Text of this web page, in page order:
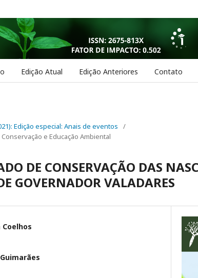
Edição Atual Edição Anteriores Contato
Edição especial: Anais de eventos
/
e Educação Ambiental
DE CONSERVAÇÃO DAS
GOVERNADOR VALADARES
Coelhos